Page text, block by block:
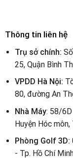
Thông tin liên hệ
Trụ sở chính:
25, Quận Bình
VPDD Hà Nội:
80, đường An
Nhà Máy: 58/
Huyện Hóc
Phòng Golf 3D:
- Tp. Hồ Chí